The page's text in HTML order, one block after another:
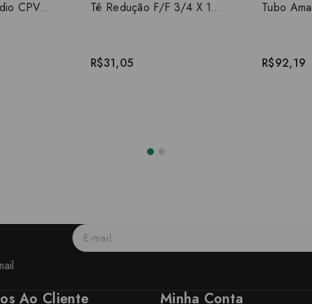
Cap 1.1/2 incêndio CPVC 19055 Tê Redução F/F 3/4 X 1 incêndio CPVC 19113
R$31,05 R$92,19
Ao Cliente Minha Conta